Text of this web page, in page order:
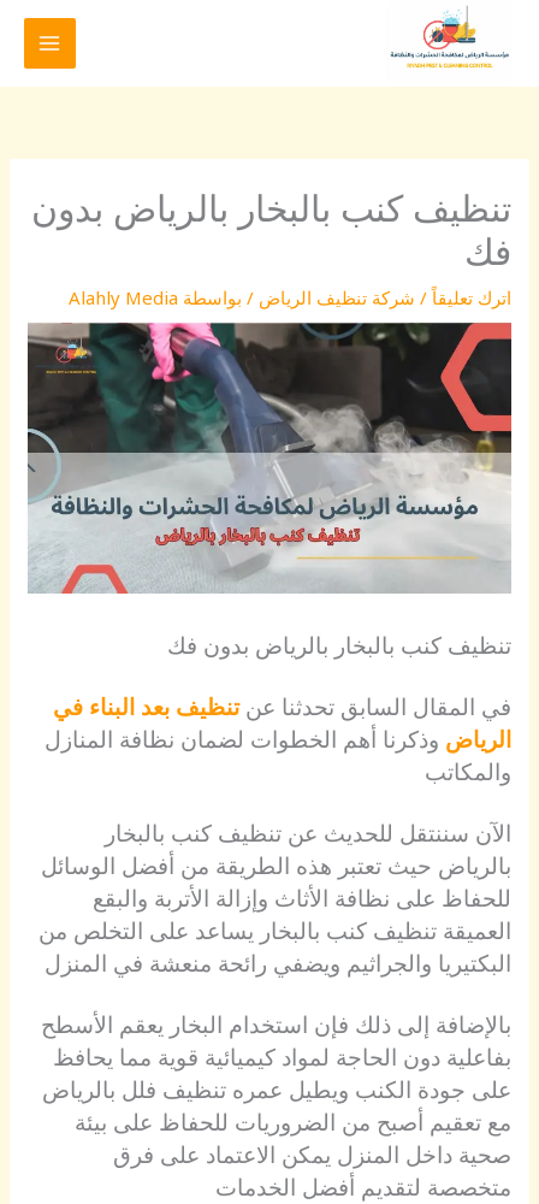
المحتوى
تنظيف كنب بالبخار بالرياض بدون
فك
اترك تعليقاً / شركة تنظيف الرياض / بواسطة Alahly Media
تنظيف كنب بالبخار بالرياض بدون فك
في المقال السابق تحدثنا عنتنظيف بعد البناء في
الرياض وذكرنا أهم الخطوات لضمان نظافة المنازل
والمكاتب
الآن سننتقل للحديث عن تنظيف كنب بالبخار
بالرياض حيث تعتبر هذه الطريقة من أفضل الوسائل
للحفاظ على نظافة الأثاث وإزالة الأتربة والبقع
العميقة تنظيف كنب بالبخار يساعد على التخلص من
البكتيريا والجراثيم ويضفي رائحة منعشة في المنزل
بالإضافة إلى ذلك فإن استخدام البخار يعقم الأسطح
بفاعلية دون الحاجة لمواد كيميائية قوية مما يحافظ
على جودة الكنب ويطيل عمره تنظيف فلل بالرياض
مع تعقيم أصبح من الضروريات للحفاظ على بيئة
صحية داخل المنزل يمكن الاعتماد على فرق
متخصصة لتقديم أفضل الخدمات